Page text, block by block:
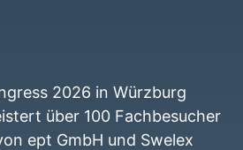
2026 in Würzburg
über 100 Fachbesucher
ept GmbH und Swelex